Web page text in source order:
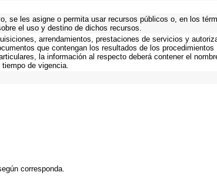
se les asigne o permita usar recursos públicos o, en los
el uso y destino de dichos recursos.
arrendamientos, prestaciones de servicios y
que contengan los resultados de los procedimientos
la información al respecto deberá contener el
de vigencia.
corresponda.